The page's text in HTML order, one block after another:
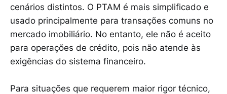
cenários distintos. O PTAM é mais simplificado e
usado principalmente para transações comuns no
mercado imobiliário. No entanto, ele não é aceito
para operações de crédito, pois não atende às
exigências do sistema financeiro.
Para situações que requerem maior rigor técnico,